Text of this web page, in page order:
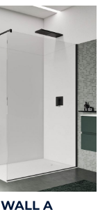
WALL A